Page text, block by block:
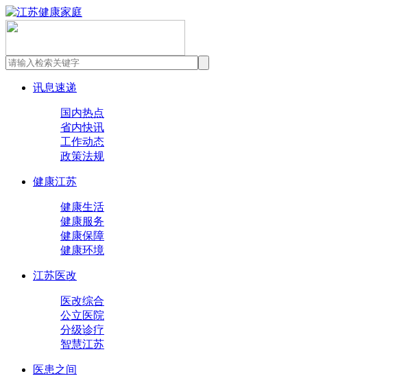
讯息速递
国内热点
省内快讯
工作动态
政策法规
健康江苏
健康生活
健康服务
健康保障
健康环境
江苏医改
医改综合
公立医院
分级诊疗
智慧江苏
医患之间